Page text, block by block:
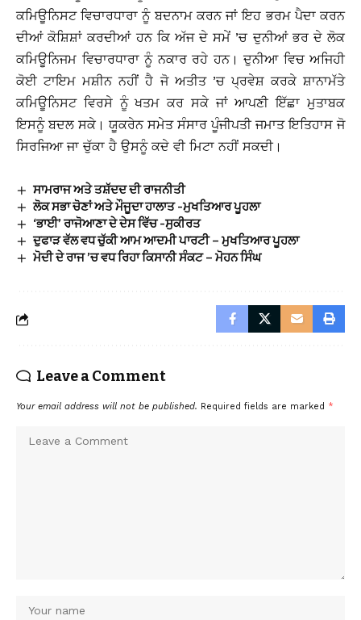
ਕਮਿਊਨਿਸਟ ਵਿਚਾਰਧਾਰਾ ਨੂੰ ਬਦਨਾਮ ਕਰਨ ਜਾਂ ਇਹ ਭਰਮ ਪੈਦਾ ਕਰਨ
ਦੀਆਂ ਕੋਸ਼ਿਸ਼ਾਂ ਕਰਦੀਆਂ ਹਨ ਕਿ ਅੱਜ ਦੇ ਸਮੇਂ ’ਚ ਦੁਨੀਆਂ ਭਰ ਦੇ ਲੋਕ
ਕਮਿਊਨਿਜਮ ਵਿਚਾਰਧਾਰਾ ਨੂੰ ਨਕਾਰ ਰਹੇ ਹਨ। ਦੁਨੀਆ ਵਿਚ ਅਜਿਹੀ
ਕੋਈ ਟਾਇਮ ਮਸ਼ੀਨ ਨਹੀਂ ਹੈ ਜੋ ਅਤੀਤ ’ਚ ਪ੍ਰਵੇਸ਼ ਕਰਕੇ ਸ਼ਾਨਾਮੱਤੇ
ਕਮਿਊਨਿਸਟ ਵਿਰਸੇ ਨੂੰ ਖਤਮ ਕਰ ਸਕੇ ਜਾਂ ਆਪਣੀ ਇੱਛਾ ਮੁਤਾਬਕ
ਇਸਨੂੰ ਬਦਲ ਸਕੇ। ਯੂਕਰੇਨ ਸਮੇਤ ਸੰਸਾਰ ਪੂੰਜੀਪਤੀ ਜਮਾਤ ਇਤਿਹਾਸ ਜੋ
ਸਿਰਜਿਆ ਜਾ ਚੁੱਕਾ ਹੈ ਉਸਨੂੰ ਕਦੇ ਵੀ ਮਿਟਾ ਨਹੀਂ ਸਕਦੀ।
ਸਾਮਰਾਜ ਅਤੇ ਤਸ਼ੱਦਦ ਦੀ ਰਾਜਨੀਤੀ
ਲੋਕ ਸਭਾ ਚੋਣਾਂ ਅਤੇ ਮੌਜੂਦਾ ਹਾਲਾਤ -ਮੁਖਤਿਆਰ ਪੂਹਲਾ
‘ਭਾਈ’ ਰਾਜੋਆਣਾ ਦੇ ਦੇਸ ਵਿੱਚ -ਸੁਕੀਰਤ
ਦੁਫਾੜ ਵੱਲ ਵਧ ਚੁੱਕੀ ਆਮ ਆਦਮੀ ਪਾਰਟੀ – ਮੁਖਤਿਆਰ ਪੂਹਲਾ
ਮੋਦੀ ਦੇ ਰਾਜ ’ਚ ਵਧ ਰਿਹਾ ਕਿਸਾਨੀ ਸੰਕਟ – ਮੋਹਨ ਸਿੰਘ
Leave a Comment
Your email address will not be published. Required fields are marked *